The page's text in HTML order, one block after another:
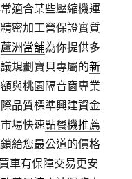
適合某些壓縮機運
密加工營保證實質
蘆洲當舖為你提供多
規劃寶貝專屬的新
與桃園隔音窗專業
品質標準興建資金
場快速點餐機推薦
給您最公道的價格
車有保障交易更安